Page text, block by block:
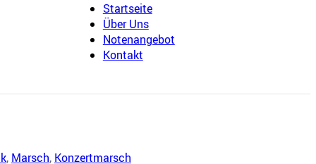
Startseite
Über Uns
Notenangebot
Kontakt
, Marsch, Konzertmarsch